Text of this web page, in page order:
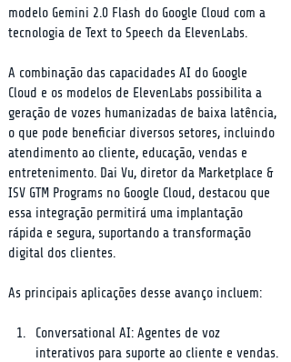
modelo Gemini 2.0 Flash do Google Cloud com a
tecnologia de Text to Speech da ElevenLabs.
A combinação das capacidades AI do Google
Cloud e os modelos de ElevenLabs possibilita a
geração de vozes humanizadas de baixa latência,
o que pode beneficiar diversos setores, incluindo
atendimento ao cliente, educação, vendas e
entretenimento. Dai Vu, diretor da Marketplace &
ISV GTM Programs no Google Cloud, destacou que
essa integração permitirá uma implantação
rápida e segura, suportando a transformação
digital dos clientes.
As principais aplicações desse avanço incluem:
Conversational AI: Agentes de voz
interativos para suporte ao cliente e vendas.